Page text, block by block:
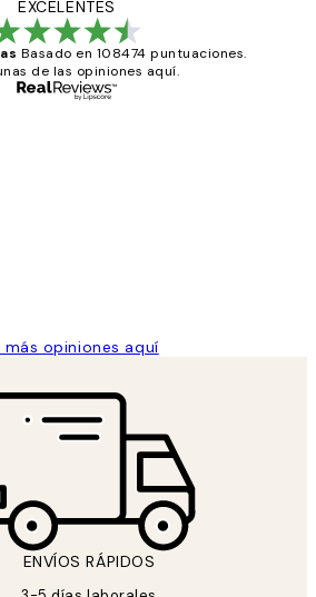
EXCELENTES
Basado en 108474 puntuaciones.
de las opiniones aquí.
más opiniones aquí
ENVÍOS RÁPIDOS